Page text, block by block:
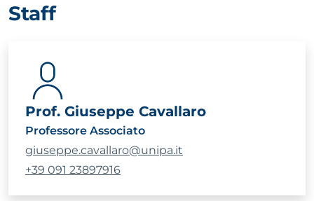
Staff
Prof. Giuseppe Cavallaro
Professore Associato
giuseppe.cavallaro@unipa.it
+39 091 23897916